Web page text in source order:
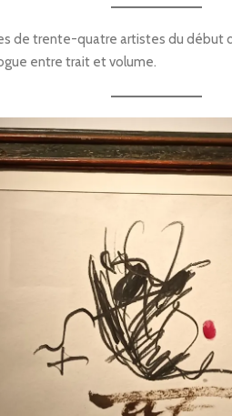
de trente-quatre artistes du début
entre trait et volume.